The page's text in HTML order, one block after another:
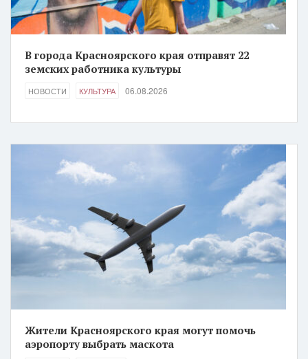
В города Красноярского края отправят 22
земских работника культуры
НОВОСТИ КУЛЬТУРА 06.08.2026
Жители Красноярского края могут помочь
аэропорту выбрать маскота